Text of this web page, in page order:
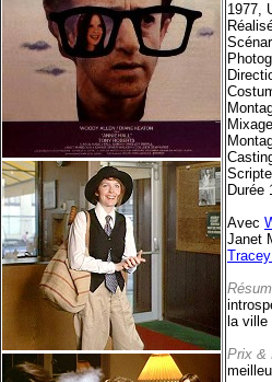
1977,
Durée
Avec
Janet
la
Prix &